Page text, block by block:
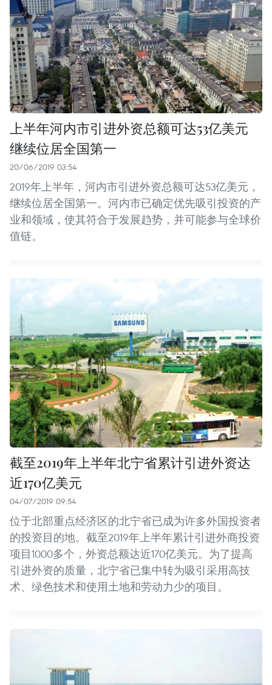
上半年河内市引进外资总额可达53亿美元
继续位居全国第一
20/06/2019 03:54
2019年上半年，河内市引进外资总额可达53亿美元，
继续位居全国第一。河内市已确定优先吸引投资的产
业和领域，使其符合于发展趋势，并可能参与全球价
值链。
截至2019年上半年北宁省累计引进外资达
近170亿美元
04/07/2019 09:54
位于北部重点经济区的北宁省已成为许多外国投资者
的投资目的地。截至2019年上半年累计引进外商投资
项目1000多个，外资总额达近170亿美元。为了提高
引进外资的质量，北宁省已集中转为吸引采用高技
术、绿色技术和使用土地和劳动力少的项目。